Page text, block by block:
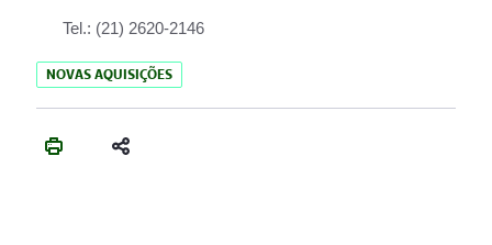
Tel.: (21) 2620-2146
NOVAS AQUISIÇÕES